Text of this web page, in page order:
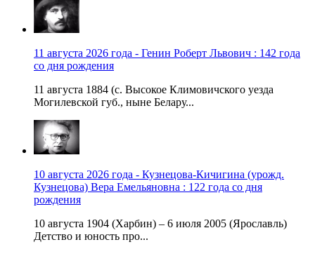
11 августа 2026 года - Генин Роберт Львович : 142 года
со дня рождения
11 августа 1884 (с. Высокое Климовичского уезда
Могилевской губ., ныне Белару...
10 августа 2026 года - Кузнецова-Кичигина (урожд.
Кузнецова) Вера Емельяновна : 122 года со дня
рождения
10 августа 1904 (Харбин) – 6 июля 2005 (Ярославль)
Детство и юность про...